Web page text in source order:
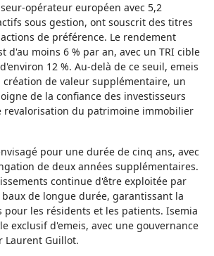
opérateur européen avec 5,2
sous gestion, ont souscrit des titres
de préférence. Le rendement
d'au moins 6 % par an, avec un TRI cible
12 %. Au-delà de ce seuil, emeis
création de valeur supplémentaire, un
de la confiance des investisseurs
revalorisation du patrimoine immobilier
pour une durée de cinq ans, avec
de deux années supplémentaires.
continue d'être exploitée par
de longue durée, garantissant la
pour les résidents et les patients. Isemia
exclusif d'emeis, avec une gouvernance
Laurent Guillot.